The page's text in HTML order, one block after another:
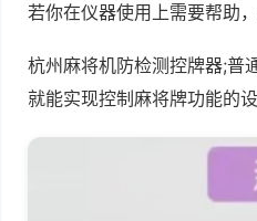
若你在仪器使用上需要帮助
杭州麻将机防检测控牌器;普
就能实现控制麻将牌功能的设